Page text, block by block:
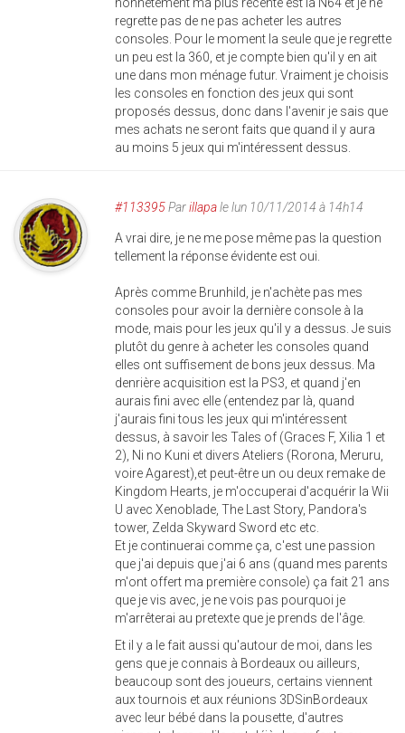
honnêtement ma plus récente est la N64 et je ne
regrette pas de ne pas acheter les autres
consoles. Pour le moment la seule que je regrette
un peu est la 360, et je compte bien qu'il y en ait
une dans mon ménage futur. Vraiment je choisis
les consoles en fonction des jeux qui sont
proposés dessus, donc dans l'avenir je sais que
mes achats ne seront faits que quand il y aura
au moins 5 jeux qui m'intéressent dessus.
#113395Parillapale lun 10/11/2014 à 14h14
A vrai dire, je ne me pose même pas la question
tellement la réponse évidente est oui.
Après comme Brunhild, je n'achète pas mes
consoles pour avoir la dernière console à la
mode, mais pour les jeux qu'il y a dessus. Je suis
plutôt du genre à acheter les consoles quand
elles ont suffisement de bons jeux dessus. Ma
denrière acquisition est la PS3, et quand j'en
aurais fini avec elle (entendez par là, quand
j'aurais fini tous les jeux qui m'intéressent
dessus, à savoir les Tales of (Graces F, Xilia 1 et
2), Ni no Kuni et divers Ateliers (Rorona, Meruru,
voire Agarest),et peut-être un ou deux remake de
Kingdom Hearts, je m'occuperai d'acquérir la Wii
U avec Xenoblade, The Last Story, Pandora's
tower, Zelda Skyward Sword etc etc.
Et je continuerai comme ça, c'est une passion
que j'ai depuis que j'ai 6 ans (quand mes parents
m'ont offert ma première console) ça fait 21 ans
que je vis avec, je ne vois pas pourquoi je
m'arrêterai au pretexte que je prends de l'âge.
Et il y a le fait aussi qu'autour de moi, dans les
gens que je connais à Bordeaux ou ailleurs,
beaucoup sont des joueurs, certains viennent
aux tournois et aux réunions 3DSinBordeaux
avec leur bébé dans la pousette, d'autres